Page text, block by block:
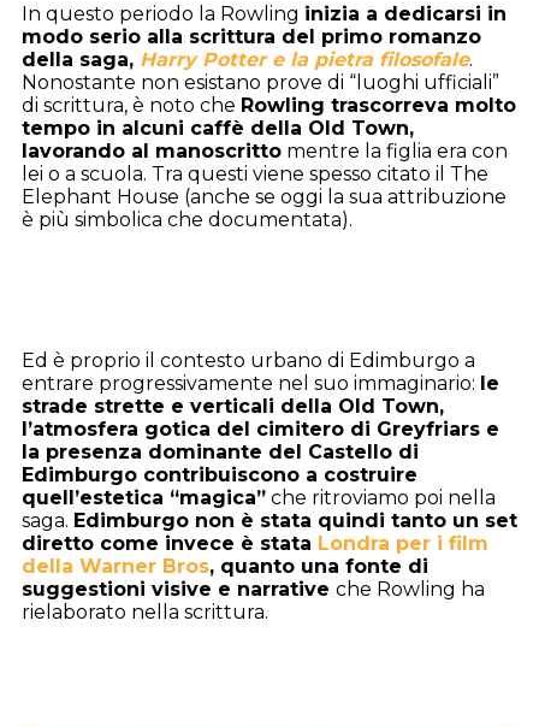
In questo periodo la Rowling inizia a dedicarsi in
modo serio alla scrittura del primo romanzo
della saga, Harry Potter e la pietra filosofale.
Nonostante non esistano prove di “luoghi ufficiali”
di scrittura, è noto che Rowling trascorreva molto
tempo in alcuni caffè della Old Town,
lavorando al manoscritto mentre la figlia era con
lei o a scuola. Tra questi viene spesso citato il The
Elephant House (anche se oggi la sua attribuzione
è più simbolica che documentata).
Ed è proprio il contesto urbano di Edimburgo a
entrare progressivamente nel suo immaginario: le
strade strette e verticali della Old Town,
l’atmosfera gotica del cimitero di Greyfriars e
la presenza dominante del Castello di
Edimburgo contribuiscono a costruire
quell’estetica “magica” che ritroviamo poi nella
saga. Edimburgo non è stata quindi tanto un set
diretto come invece è stata Londra per i film
della Warner Bros, quanto una fonte di
suggestioni visive e narrative che Rowling ha
rielaborato nella scrittura.